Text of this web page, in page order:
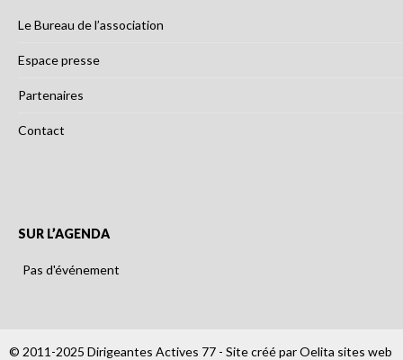
Le Bureau de l’association
Espace presse
Partenaires
Contact
SUR L’AGENDA
Pas d'événement
© 2011-2025 Dirigeantes Actives 77 - Site créé parOelita sites web